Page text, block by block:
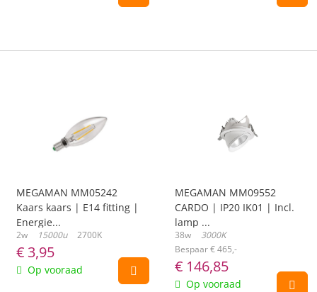
MEGAMAN MM05242
Kaars kaars | E14 fitting |
Energie...
2w 15000u 2700K
€ 3,95
Op vooraad
MEGAMAN MM09552
CARDO | IP20 IK01 | Incl.
lamp ...
38w
3000K
Bespaar € 465,-
€ 146,85
Op vooraad